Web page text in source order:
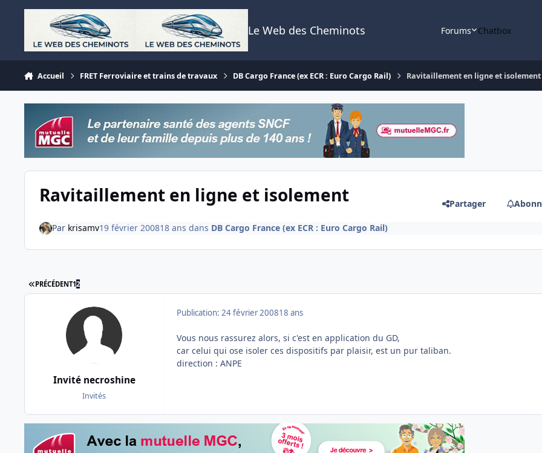
Aller au contenu
Le Web des Cheminots Forums Chatbox
Accueil FRET Ferroviaire et trains de travaux DB Cargo France (ex ECR : Euro Cargo Rail) Ravitaillement en ligne et isolement
Ravitaillement en ligne et isolement Partager
Par krisamv19 février 200818 ans dans DB Cargo France (ex ECR : Euro Cargo Rail)
PREMIÈRE PAGE
PRÉCÉDENT12
Invité necroshine
Invités
Publication: 24 février 200818 ans
Vous nous rassurez alors, si c'est en application du GD,
car celui qui ose isoler ces dispositifs par plaisir, est un pur taliban.
direction : ANPE